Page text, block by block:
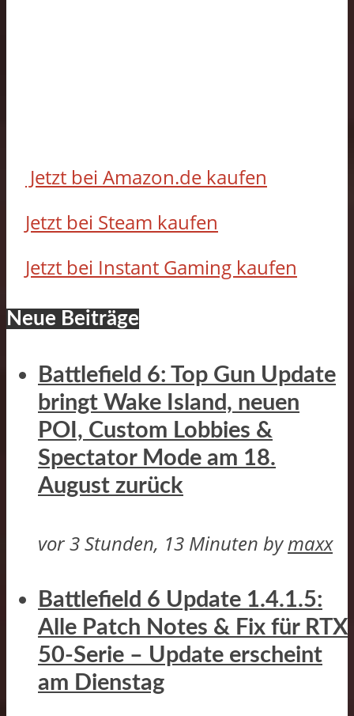
Jetzt bei Amazon.de kaufen
Jetzt bei Steam kaufen
Jetzt bei Instant Gaming kaufen
Neue Beiträge
Battlefield 6: Top Gun Update
bringt Wake Island, neuen
POI, Custom Lobbies &
Spectator Mode am 18.
August zurück
vor 3 Stunden, 13 Minuten bymaxx
Battlefield 6 Update 1.4.1.5:
Alle Patch Notes & Fix für RTX
50-Serie – Update erscheint
am Dienstag